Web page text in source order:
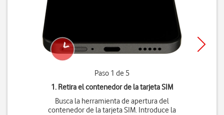
Paso 1 de 5
1. Retira el contenedor de la tarjeta SIM
Busca la herramienta de apertura del
contenedor de la tarjeta SIM. Introduce la